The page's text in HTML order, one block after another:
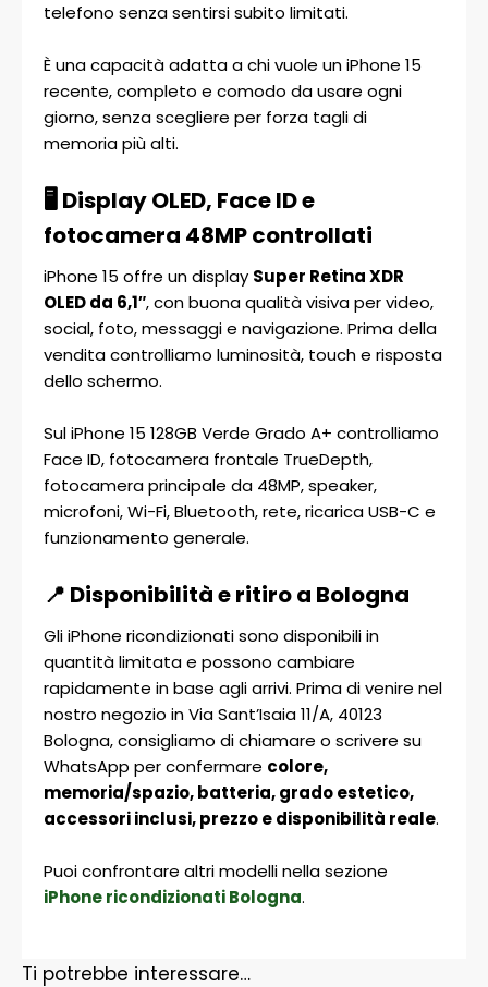
telefono senza sentirsi subito limitati.
È una capacità adatta a chi vuole un iPhone 15
recente, completo e comodo da usare ogni
giorno, senza scegliere per forza tagli di
memoria più alti.
🖥️ Display OLED, Face ID e
fotocamera 48MP controllati
iPhone 15 offre un display Super Retina XDR
OLED da 6,1″, con buona qualità visiva per video,
social, foto, messaggi e navigazione. Prima della
vendita controlliamo luminosità, touch e risposta
dello schermo.
Sul iPhone 15 128GB Verde Grado A+ controlliamo
Face ID, fotocamera frontale TrueDepth,
fotocamera principale da 48MP, speaker,
microfoni, Wi-Fi, Bluetooth, rete, ricarica USB-C e
funzionamento generale.
📍 Disponibilità e ritiro a Bologna
Gli iPhone ricondizionati sono disponibili in
quantità limitata e possono cambiare
rapidamente in base agli arrivi. Prima di venire nel
nostro negozio in Via Sant’Isaia 11/A, 40123
Bologna, consigliamo di chiamare o scrivere su
WhatsApp per confermare colore,
memoria/spazio, batteria, grado estetico,
accessori inclusi, prezzo e disponibilità reale.
Puoi confrontare altri modelli nella sezione
iPhone ricondizionati Bologna.
Ti potrebbe interessare…